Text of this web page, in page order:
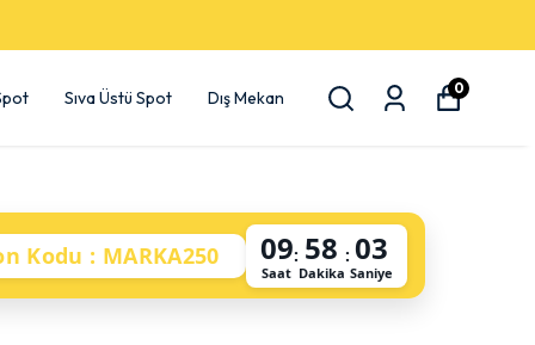
Sıva Üstü Spot Dış Mekan 0
Kodu : MARKA250 09
Saat
: 58
Dakika
: 02
Saniye